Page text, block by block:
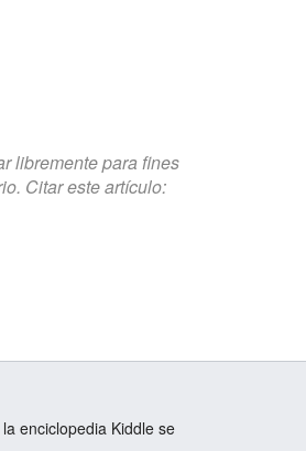
libremente para fines
Citar este artículo:
enciclopedia Kiddle se